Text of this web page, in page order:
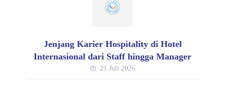
Jenjang Karier Hospitality di Hotel
Internasional dari Staff hingga Manager
21 Juli 2026